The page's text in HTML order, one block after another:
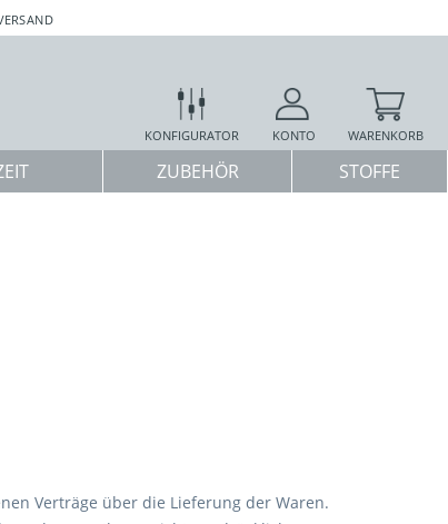
KONFIGURATOR KONTO WARENKORB
ZUBEHÖR STOFFE
Verträge über die Lieferung der Waren.